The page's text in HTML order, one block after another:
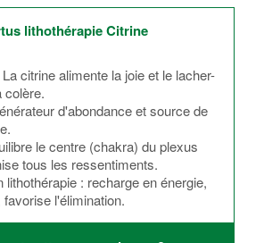
lithothérapie Citrine
citrine alimente la joie et le lacher-
colère.
d'abondance et source de
le centre (chakra) du plexus
tous les ressentiments.
lithothérapie : recharge en énergie,
l'élimination.